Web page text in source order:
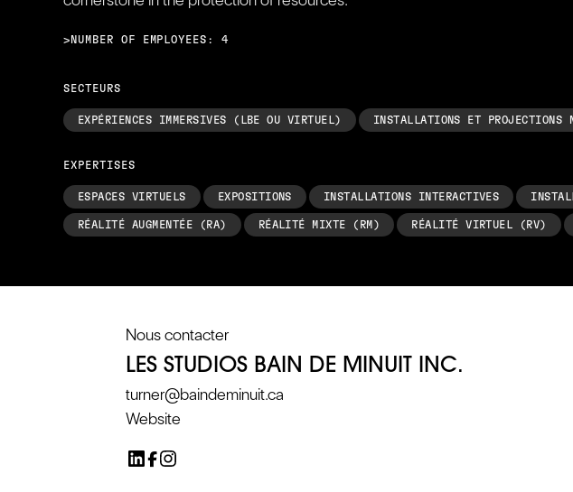
>NUMBER OF EMPLOYEES: 4
SECTEURS
EXPÉRIENCES IMMERSIVES (LBE OU VIRTUEL) INSTALLATIONS ET PROJECTIONS
EXPERTISES
ESPACES VIRTUELS EXPOSITIONS INSTALLATIONS INTERACTIVES
RÉALITÉ AUGMENTÉE (RA) RÉALITÉ MIXTE (RM) RÉALITÉ VIRTUEL (RV)
Nous contacter
LES STUDIOS BAIN DE MINUIT INC.
turner@baindeminuit.ca
Website